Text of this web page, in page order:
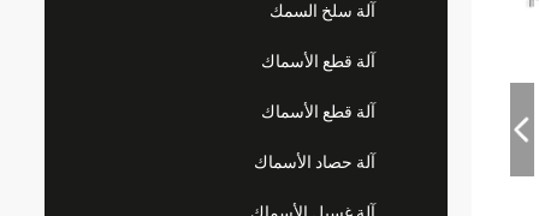
آلة سلخ السمك
آلة قطع الأسماك
آلة قطع الأسماك
آلة حصاد الأسماك